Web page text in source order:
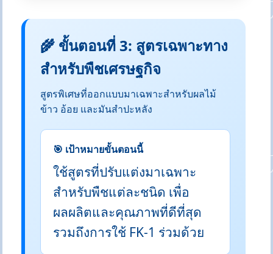
🌾 ขั้นตอนที่ 3: สูตรเฉพาะทาง
สำหรับพืชเศรษฐกิจ
สูตรพิเศษที่ออกแบบมาเฉพาะสำหรับผลไม้
ข้าว อ้อย และมันสำปะหลัง
🎯 เป้าหมายขั้นตอนนี้
ใช้สูตรที่ปรับแต่งมาเฉพาะ
สำหรับพืชแต่ละชนิด เพื่อ
ผลผลิตและคุณภาพที่ดีที่สุด
รวมถึงการใช้ FK-1 ร่วมด้วย